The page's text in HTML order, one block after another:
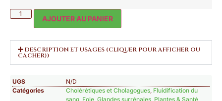
AJOUTER AU PANIER
DESCRIPTION ET USAGES (CLIQUER POUR AFFICHER OU
CACHER))
UGS
N/D
Catégories
Cholérétiques et Cholagogues, Fluidification du
sang, Foie, Glandes surrénales, Plantes & Santé,